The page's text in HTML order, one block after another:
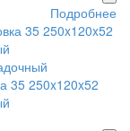
Подробнее
35 250x120x52